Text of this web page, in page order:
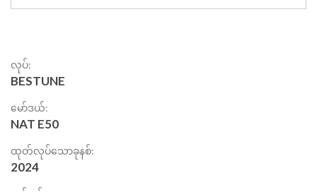
လုပ်:
BESTUNE
မော်ဒယ်:
NAT E50
ထုတ်လုပ်သောခုနစ်:
2024